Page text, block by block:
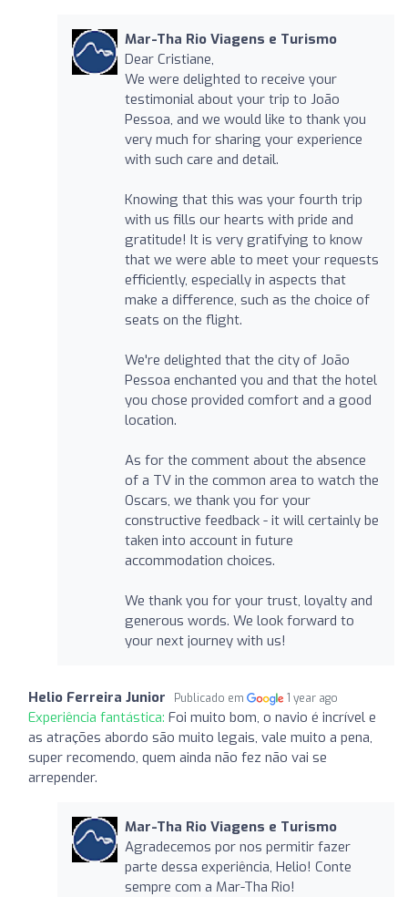
Mar-Tha Rio Viagens e Turismo
Dear Cristiane,
We were delighted to receive your
testimonial about your trip to João
Pessoa, and we would like to thank you
very much for sharing your experience
with such care and detail.
Knowing that this was your fourth trip
with us fills our hearts with pride and
gratitude! It is very gratifying to know
that we were able to meet your requests
efficiently, especially in aspects that
make a difference, such as the choice of
seats on the flight.
We're delighted that the city of João
Pessoa enchanted you and that the hotel
you chose provided comfort and a good
location.
As for the comment about the absence
of a TV in the common area to watch the
Oscars, we thank you for your
constructive feedback - it will certainly be
taken into account in future
accommodation choices.
We thank you for your trust, loyalty and
generous words. We look forward to
your next journey with us!
Helio Ferreira Junior Publicado em 1 year ago
Experiência fantástica: Foi muito bom, o navio é incrível e
as atrações abordo são muito legais, vale muito a pena,
super recomendo, quem ainda não fez não vai se
arrepender.
Mar-Tha Rio Viagens e Turismo
Agradecemos por nos permitir fazer
parte dessa experiência, Helio! Conte
sempre com a Mar-Tha Rio!